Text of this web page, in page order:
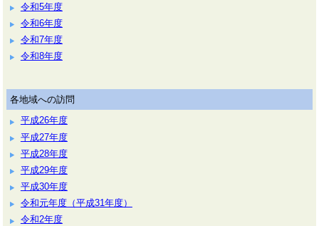
令和5年度
令和6年度
令和7年度
令和8年度
各地域への訪問
平成26年度
平成27年度
平成28年度
平成29年度
平成30年度
令和元年度（平成31年度）
令和2年度